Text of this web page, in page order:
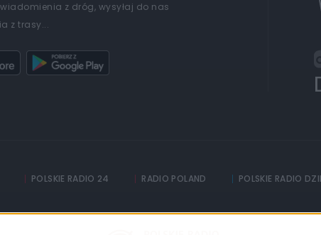
z dróg, wysyłaj do nas
z trasy...
POLSKIE RADIO 24 RADIO POLAND POLSKIE RADIO